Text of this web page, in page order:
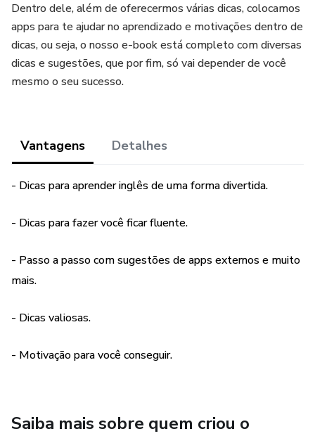
Dentro dele, além de oferecermos várias dicas, colocamos
apps para te ajudar no aprendizado e motivações dentro de
dicas, ou seja, o nosso e-book está completo com diversas
dicas e sugestões, que por fim, só vai depender de você
mesmo o seu sucesso.
Vantagens Detalhes
- Dicas para aprender inglês de uma forma divertida.
- Dicas para fazer você ficar fluente.
- Passo a passo com sugestões de apps externos e muito
mais.
- Dicas valiosas.
- Motivação para você conseguir.
Saiba mais sobre quem criou o